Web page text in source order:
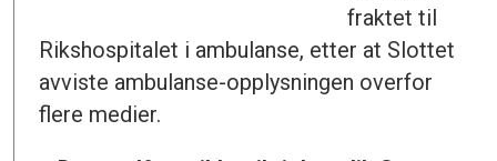
fraktet til
Rikshospitalet i ambulanse, etter at Slottet
avviste ambulanse-opplysningen overfor
flere medier.